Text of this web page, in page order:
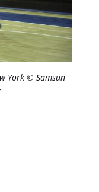
York © Samsun